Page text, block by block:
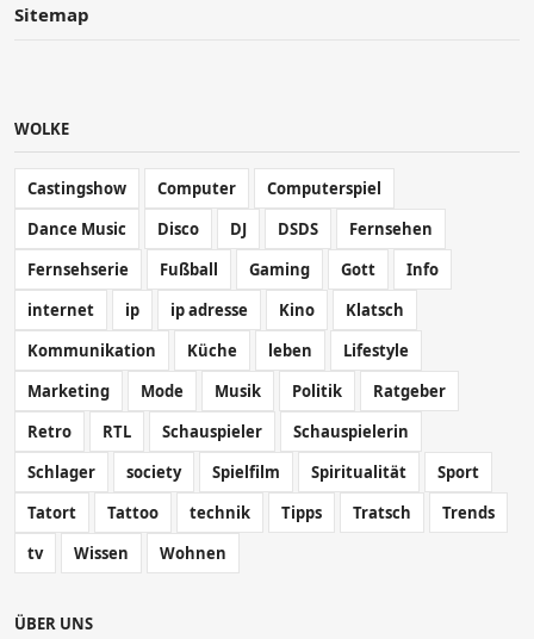
Sitemap
WOLKE
Castingshow Computer
Computerspiel
Dance Music
Disco DJ DSDS
Fernsehen
Fernsehserie
Fußball Gaming Gott
Info
internet
ip ip adresse Kino
Klatsch
Kommunikation
Küche leben
Lifestyle
Marketing
Mode Musik Politik
Ratgeber
Retro
RTL Schauspieler
Schauspielerin
Schlager
society Spielfilm Spiritualität
Sport
Tatort
Tattoo technik Tipps Tratsch
Trends
tv
Wissen Wohnen
ÜBER UNS